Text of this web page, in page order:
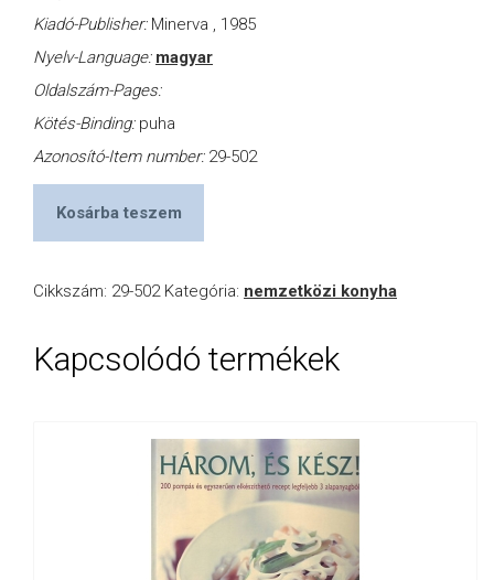
Kiadó-Publisher: Minerva , 1985
Nyelv-Language: magyar
Oldalszám-Pages:
Kötés-Binding: puha
Azonosító-Item number: 29-502
Kosárba teszem
Cikkszám: 29-502 Kategória: nemzetközi konyha
Kapcsolódó termékek